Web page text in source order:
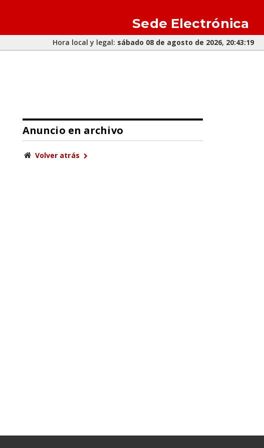
Sede Electrónica
Hora local y legal: sábado 08 de agosto de 2026, 20:43:19
Anuncio en archivo
Volver atrás